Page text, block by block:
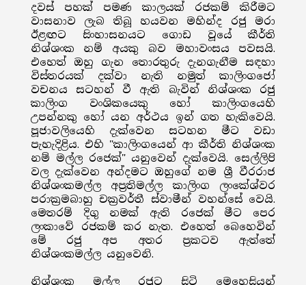
දවස් පහක් පමණ කාලයක් රජකම් කිරීමට
වාසනාව ලැබ තිබූ හයවන මහින්ද රජු මරා
ඊළඟට සිංහාසනයට ගොඩ වූයේ කීර්ති
නිශ්ශංක නම් අයකු බව මහාවංසය පවසයි.
එහෙත් ඔහු ගැන තොරතුරු දැනගැනීම සඳහා
විස්තරයක් දක්වා නැති නමුත් කාලිංගජෝ
වචනය සටහන් වී ඇති බැවින් නිශ්ශංක රජු
කාලිංග වංශිකයෙකු හෝ කාලිංගයෙහි
උපන්නකු හෝ යන අර්ථය ඉන් ගත හැකිවෙයි.
පූජාවලියෙහි දැක්වෙන සටහන මීට වඩා
පැහැදිළිය. එහි "කාලිංගයෙන් ආ කීර්ති නිශ්ශංක
නම් මල්ල රජෙක්" යනුවෙන් දැක්වෙයි. සෙල්ලිපි
වල දැක්වෙන අන්දමට ඔහුගේ නම ශ්‍රී වීරරාජ
නිශ්ශංකමල්ල අප්‍රතිමල්ල කාලිංග ලංකේශ්වර
පරාක්‍රමබාහු චක්‍රවර්තී ස්වාමීන් වහන්සේ වෙයි.
මෙතරම් දිගු නමක් ඇති රජෙක් මීට පෙර
ලංකාවේ රජකම් කර නැත. එහෙත් බෙහෙවින්
මේ රජු අප අතර ප්‍රකටව ඇත්තේ
නිශ්ශංකමල්ල යනුවෙනි.
නිශ්ශංක මල්ල රජුට සිටි මෙහෙසියන්